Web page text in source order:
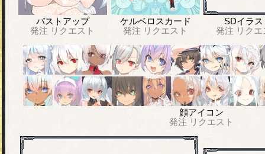
バストアップ
発注 リクエスト
ケルベロスカード
発注 リクエスト
SDイラス
発注 リク
顔アイコン
発注 リクエスト